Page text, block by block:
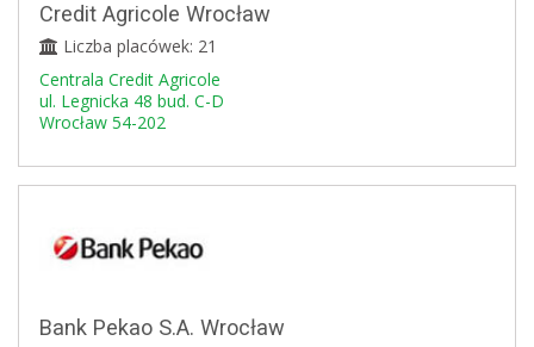
Credit Agricole Wrocław
Liczba placówek: 21
Centrala Credit Agricole
ul. Legnicka 48 bud. C-D
Wrocław 54-202
Bank Pekao S.A. Wrocław